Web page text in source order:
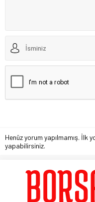
Henüz yorum yapılmamış. İlk
yapabilirsiniz.